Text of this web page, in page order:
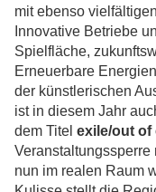
mit ebenso
Innovative Betriebe
Spielfläche,
Erneuerbare
der künstlerischen
ist in diesem Jahr
dem Titel exile/out of
nun im realen Raum